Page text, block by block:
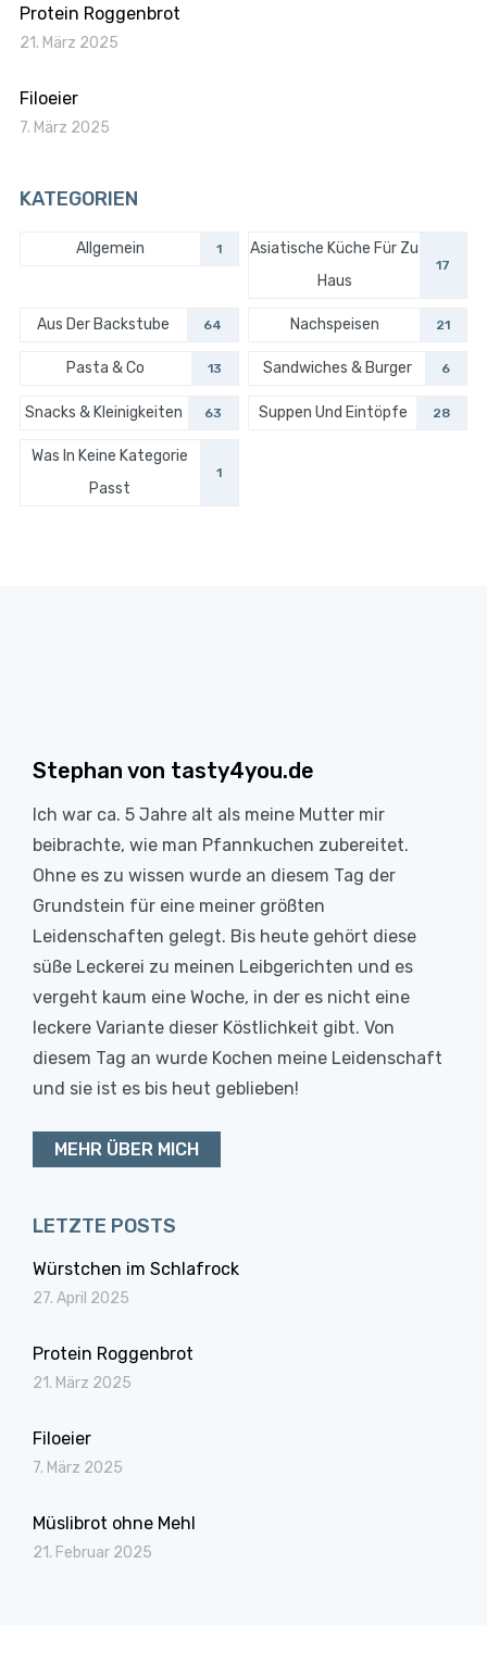
Protein Roggenbrot
21. März 2025
Filoeier
7. März 2025
KATEGORIEN
Allgemein 1
Asiatische Küche Für Zu
Haus
17
Aus Der Backstube 64 Nachspeisen 21
Pasta & Co 13 Sandwiches & Burger 6
Snacks & Kleinigkeiten 63 Suppen Und Eintöpfe 28
Was In Keine Kategorie
Passt
1
Stephan von tasty4you.de
Ich war ca. 5 Jahre alt als meine Mutter mir
beibrachte, wie man Pfannkuchen zubereitet.
Ohne es zu wissen wurde an diesem Tag der
Grundstein für eine meiner größten
Leidenschaften gelegt. Bis heute gehört diese
süße Leckerei zu meinen Leibgerichten und es
vergeht kaum eine Woche, in der es nicht eine
leckere Variante dieser Köstlichkeit gibt. Von
diesem Tag an wurde Kochen meine Leidenschaft
und sie ist es bis heut geblieben!
MEHR ÜBER MICH
LETZTE POSTS
Würstchen im Schlafrock
27. April 2025
Protein Roggenbrot
21. März 2025
Filoeier
7. März 2025
Müslibrot ohne Mehl
21. Februar 2025